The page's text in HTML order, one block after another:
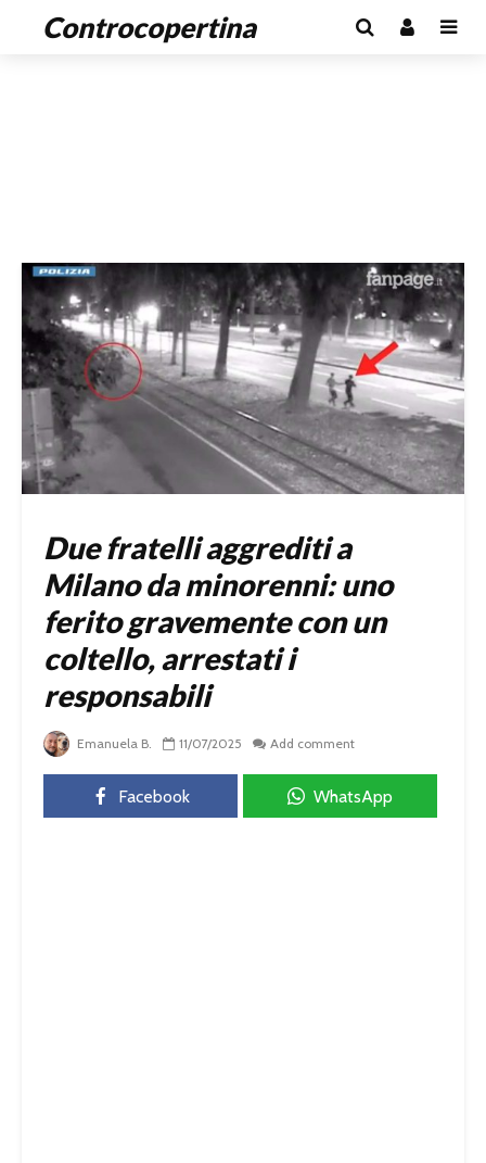
Controcopertina
Due fratelli aggrediti a
Milano da minorenni: uno
ferito gravemente con un
coltello, arrestati i
responsabili
Emanuela B. 11/07/2025 Add comment
Facebook WhatsApp